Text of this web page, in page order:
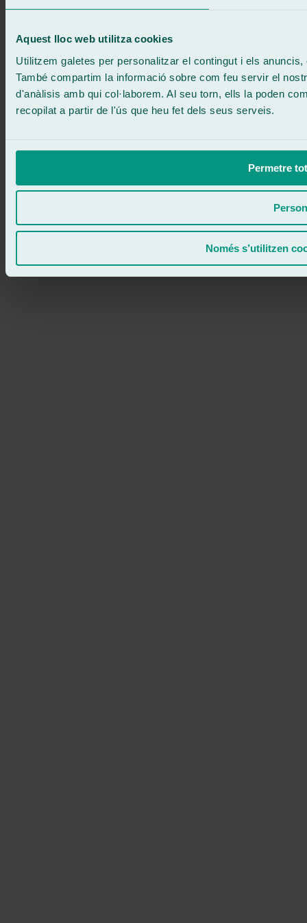
Aquest lloc web utilitza cookies
Utilitzem galetes per personalitzar el contingut i els
També compartim la informació sobre com feu servir el
d'anàlisis amb qui col·laborem. Al seu torn, ells la poden
recopilat a partir de l'ús que heu fet dels seus serveis.
Permetre
Només s’utilitzen
ATENCIÓ 24/7 Contacta'ns